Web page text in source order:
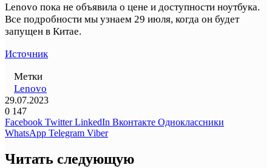
Lenovo пока не объявила о цене и доступности ноутбука.
Все подробности мы узнаем 29 июля, когда он будет
запущен в Китае.
Источник
Метки
Lenovo
29.07.2023
0 147
Facebook Twitter LinkedIn Вконтакте Одноклассники
WhatsApp Telegram Viber
Читать следующую